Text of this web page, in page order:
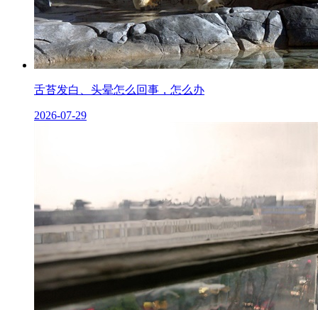
舌苔发白、头晕怎么回事，怎么办
2026-07-29